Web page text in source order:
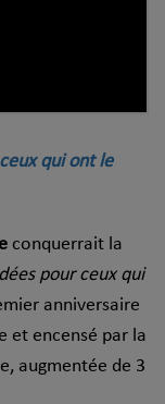
qui ont le
conquerrait la
pour ceux qui
anniversaire
et encensé par la
augmentée de 3